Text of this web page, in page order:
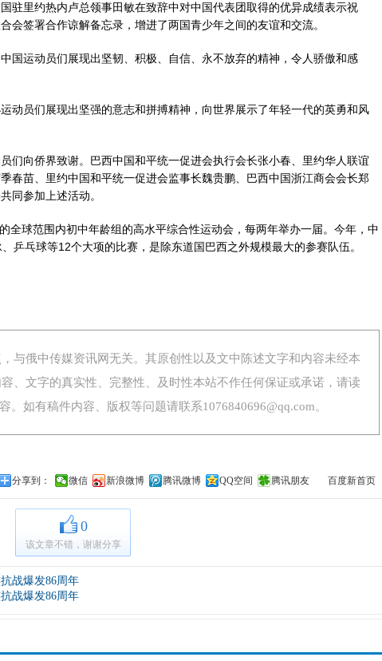
里约热内卢总领事田敏在致辞中对中国代表团取得的优异成绩表示祝
会签署合作谅解备忘录，增进了两国青少年之间的友谊和交流。
运动员们展现出坚韧、积极、自信、永不放弃的精神，令人骄傲和感
员们展现出坚强的意志和拼搏精神，向世界展示了年轻一代的英勇和风
向侨界致谢。巴西中国和平统一促进会执行会长张小春、里约华人联谊
春苗、里约中国和平统一促进会监事长魏贵鹏、巴西中国浙江商会会长郑
同参加上述活动。
球范围内初中年龄组的高水平综合性运动会，每两年举办一届。今年，中
乒乓球等12个大项的比赛，是除东道国巴西之外规模最大的参赛队伍。
俄中传媒资讯网无关。其原创性以及文中陈述文字和内容未经本
、文字的真实性、完整性、及时性本站不作任何保证或承诺，请读
。如有稿件内容、版权等问题请联系1076840696@qq.com。
分享到： 微信 新浪微博 腾讯微博 QQ空间 腾讯朋友 百度新首页
0
该文章不错，谢谢分享
战爆发86周年
战爆发86周年